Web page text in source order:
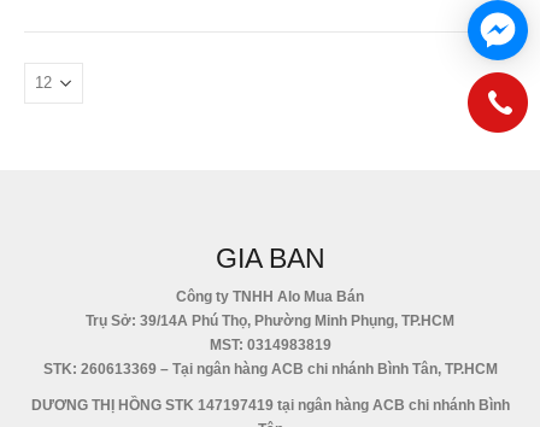
GIA BAN
Công ty TNHH Alo Mua Bán
Trụ Sở: 39/14A Phú Thọ, Phường Minh Phụng, TP.HCM
MST: 0314983819
STK: 260613369 – Tại ngân hàng ACB chi nhánh Bình Tân, TP.HCM
DƯƠNG THỊ HỒNG STK 147197419 tại ngân hàng ACB chi nhánh Bình